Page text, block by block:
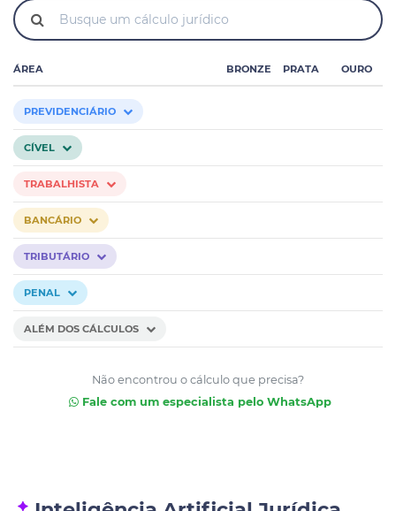
ÁREA BRONZE PRATA OURO
PREVIDENCIÁRIO
CÍVEL
TRABALHISTA
BANCÁRIO
TRIBUTÁRIO
PENAL
ALÉM DOS CÁLCULOS
Não encontrou o cálculo que precisa?
Fale com um especialista pelo WhatsApp